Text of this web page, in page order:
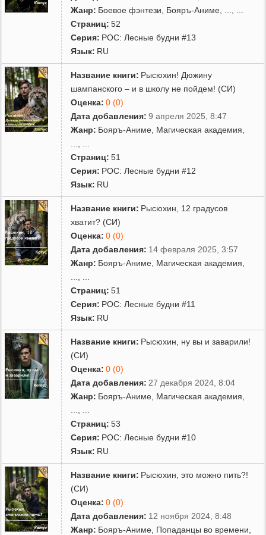
Жанр: Боевое фэнтези Бояръ-Аниме
Страниц: 52
Серия: РОС: Лесные будни #13
Язык: RU
Название книги: Рысюхин! Дюжину
шампанского – и в школу не пойдем! (СИ)
Оценка: 0 (0)
Дата добавления: 9 апреля 2025, 8:47
Жанр: Бояръ-Аниме Магическая академия
Страниц: 51
Серия: РОС: Лесные будни #12
Язык: RU
Название книги: Рысюхин, 12 градусов
хватит? (СИ)
Оценка: 0 (0)
Дата добавления: 14 февраля 2025, 3:57
Жанр: Бояръ-Аниме Магическая академия
Страниц: 51
Серия: РОС: Лесные будни #11
Язык: RU
Название книги: Рысюхин, ну вы и заварили!
(СИ)
Оценка: 0 (0)
Дата добавления: 27 декабря 2024, 8:04
Жанр: Бояръ-Аниме Магическая академия
Страниц: 53
Серия: РОС: Лесные будни #10
Язык: RU
Название книги: Рысюхин, это можно пить?!
(СИ)
Оценка: 0 (0)
Дата добавления: 12 ноября 2024, 8:48
Жанр: Бояръ-Аниме Попаданцы во времени